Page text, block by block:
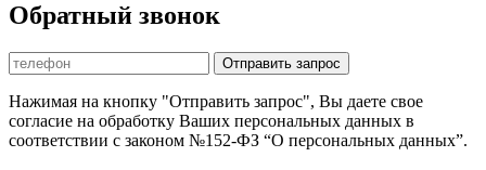
Обратный звонок
Отправить запрос
Нажимая на кнопку "Отправить запрос", Вы даете свое
согласие на обработку Ваших персональных данных в
соответствии с законом №152-ФЗ “О персональных данных”.